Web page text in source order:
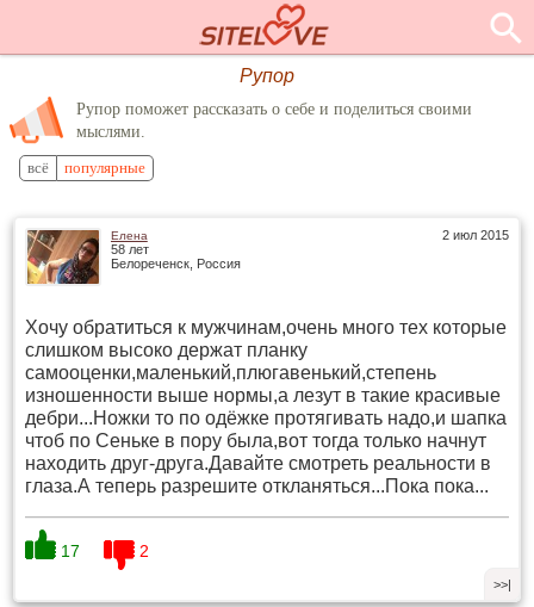
Рупор
Рупор поможет рассказать о себе и поделиться своими
мыслями.
всё популярные
2 июл 2015
Елена
58 лет
Белореченск, Россия
Хочу обратиться к мужчинам,очень много тех которые
слишком высоко держат планку
самооценки,маленький,плюгавенький,степень
изношенности выше нормы,а лезут в такие красивые
дебри...Ножки то по одёжке протягивать надо,и шапка
чтоб по Сеньке в пору была,вот тогда только начнут
находить друг-друга.Давайте смотреть реальности в
глаза.А теперь разрешите откланяться...Пока пока...
17 2
>>|